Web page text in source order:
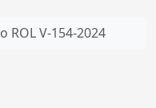
ROL V-154-2024